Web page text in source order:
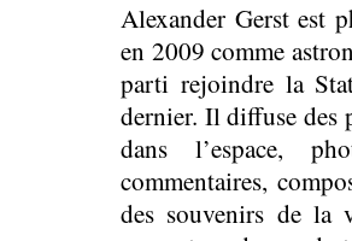
Alexander Gerst est
en 2009 comme
parti rejoindre la
dernier. Il diffuse des
dans l’espace,
commentaires,
des souvenirs de la